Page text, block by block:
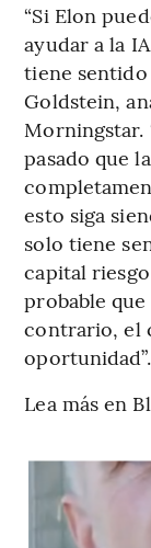
“Si Elon
ayudar a la
tiene sentido
Goldstein,
Morningstar.
pasado que
esto siga
solo tiene
capital
probable
contrario, el
oportunidad”.
Lea más en